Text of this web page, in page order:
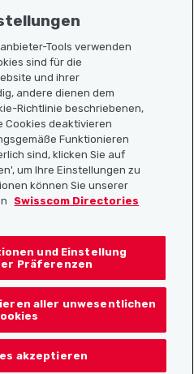
Tools verwenden
sind für die
und ihrer
andere dienen dem
Richtlinie beschriebenen,
Cookies deaktivieren
Funktionieren
sind, klicken Sie auf
um Ihre Einstellungen zu
können Sie unserer
Swisscom Directories
und Einstellung
Präferenzen
aller unwesentlichen
akzeptieren